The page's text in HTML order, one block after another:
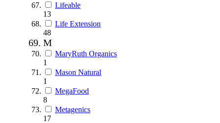
Lifeable
13
Life Extension
48
M
MaryRuth Organics
1
Mason Natural
1
MegaFood
8
Metagenics
17